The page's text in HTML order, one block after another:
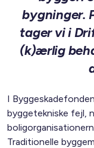
bygninger.
tager vi i
(k)ærlig
I
byggetekniske fejl,
Traditionelle